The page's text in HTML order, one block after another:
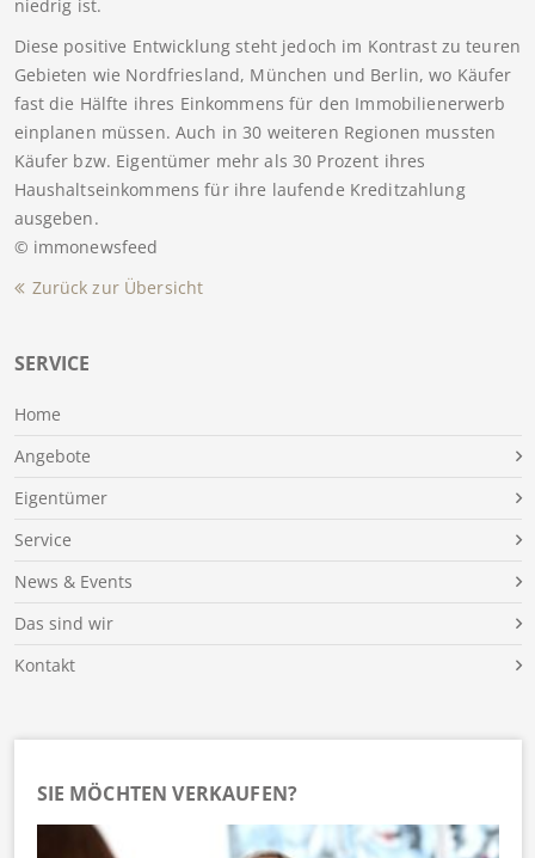
SERVICE
Home
Angebote
Eigentümer
Service
News & Events
Das sind wir
Kontakt
SIE MÖCHTEN VERKAUFEN?
niedrig ist.
Diese positive Entwicklung steht jedoch im Kontrast zu teuren
Gebieten wie Nordfriesland, München und Berlin, wo Käufer
fast die Hälfte ihres Einkommens für den Immobilienerwerb
einplanen müssen. Auch in 30 weiteren Regionen mussten
Käufer bzw. Eigentümer mehr als 30 Prozent ihres
Haushaltseinkommens für ihre laufende Kreditzahlung
ausgeben.
© immonewsfeed
Zurück zur Übersicht